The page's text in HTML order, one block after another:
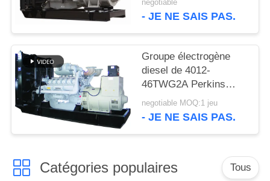
negotiable
- JE NE SAIS PAS.
Groupe électrogène
diesel de 4012-
46TWG2A Perkins
1000kw avec
l'alternateur de
negotiable MOQ:1 jeu
- JE NE SAIS PAS.
Catégories populaires Tous